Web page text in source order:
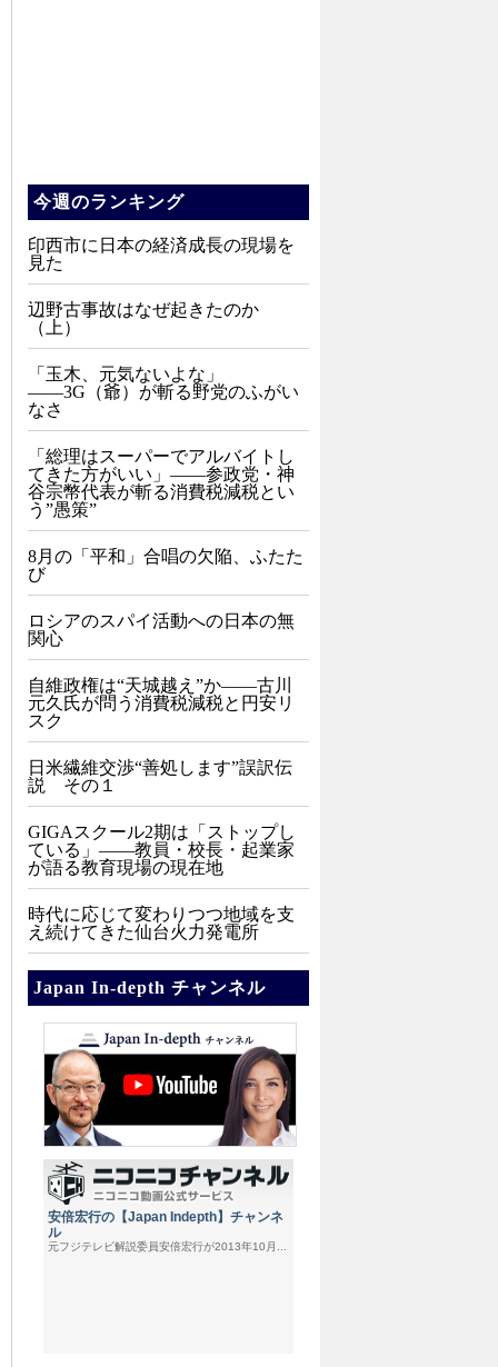
今週のランキング
印西市に日本の経済成長の現場を
見た
辺野古事故はなぜ起きたのか
（上）
「玉木、元気ないよな」
――3G（爺）が斬る野党のふがい
なさ
「総理はスーパーでアルバイトし
てきた方がいい」――参政党・神
谷宗幣代表が斬る消費税減税とい
う”愚策”
8月の「平和」合唱の欠陥、ふたた
び
ロシアのスパイ活動への日本の無
関心
自維政権は“天城越え”か――古川
元久氏が問う消費税減税と円安リ
スク
日米繊維交渉“善処します”誤訳伝
説 その１
GIGAスクール2期は「ストップし
ている」——教員・校長・起業家
が語る教育現場の現在地
時代に応じて変わりつつ地域を支
え続けてきた仙台火力発電所
Japan In-depth チャンネル